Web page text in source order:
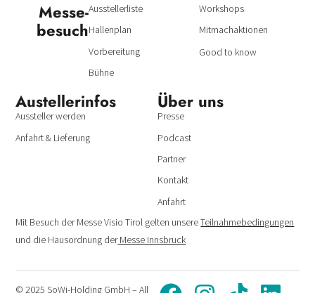
Messe­
besuch
Ausstellerliste
Hallenplan
Vorbereitung
Bühne
Workshops
Mitmachaktionen
Good to know
Austeller­infos
Aussteller werden
Anfahrt & Lieferung
Über uns
Presse
Podcast
Partner
Kontakt
Anfahrt
Mit Besuch der Messe Visio Tirol gelten unsereTeilnahmebedingungen
und die Hausordnung derMesse Innsbruck
© 2025 SoWi-Holding GmbH – All